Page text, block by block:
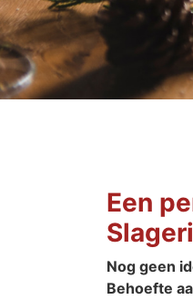
Een
Nog geen
Behoefte